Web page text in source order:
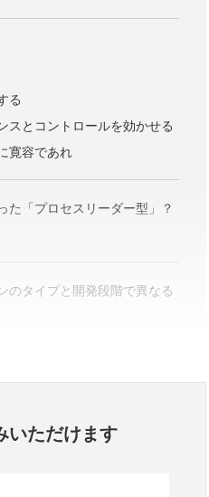
る
スとコントロールを効かせる
寛容であれ
た「プロセスリーダー型」？
のタイプと開発段階で異なる
いただけます